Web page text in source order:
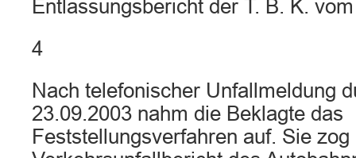
Entlassungsbericht der T. B. K.
4
Nach telefonischer Unfallmeldung
23.09.2003 nahm die Beklagte das
Feststellungsverfahren auf. Sie zog